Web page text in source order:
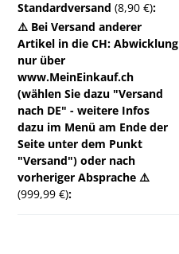
Standardversand (8,90 €):
⚠️ Bei Versand anderer
Artikel in die CH: Abwicklung
nur über
www.MeinEinkauf.ch
(wählen Sie dazu "Versand
nach DE" - weitere Infos
dazu im Menü am Ende der
Seite unter dem Punkt
"Versand") oder nach
vorheriger Absprache ⚠️
(999,99 €):